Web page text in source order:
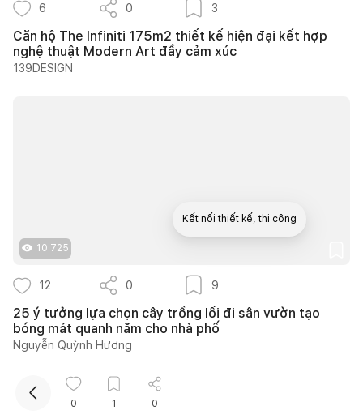
6 0 3
Căn hộ The Infiniti 175m2 thiết kế hiện đại kết hợp
nghệ thuật Modern Art đầy cảm xúc
139DESIGN
10.725
12 0 9
25 ý tưởng lựa chọn cây trồng lối đi sân vườn tạo
bóng mát quanh năm cho nhà phố
Nguyễn Quỳnh Hương
0 1 0
Kết nối thiết kế, thi công